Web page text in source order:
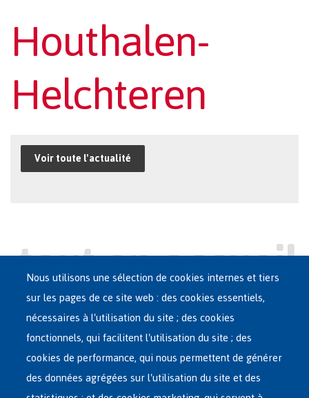
Houthalen-
Helchteren
Voir toute l'actualité
Main
French
Menu
ASILE EN BELGIQUE
RÉSEAU D'ACCUEIL
Nous utilisons une sélection de cookies internes et tiers
sur les pages de ce site web : des cookies essentiels,
nécessaires à l'utilisation du site ; des cookies
fonctionnels, qui facilitent l'utilisation du site ; des
cookies de performance, qui nous permettent de générer
des données agrégées sur l'utilisation du site et des